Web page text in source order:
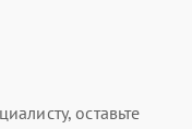
оставьте